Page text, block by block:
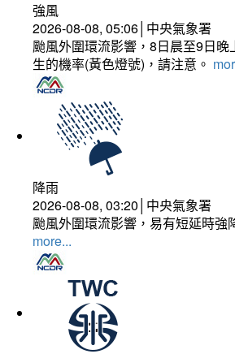
強風
2026-08-08, 05:06│中央氣象署
颱風外圍環流影響，8日晨至9日
生的機率(黃色燈號)，請注意。
降雨
2026-08-08, 03:20│中央氣象署
颱風外圍環流影響，易有短延時
more...